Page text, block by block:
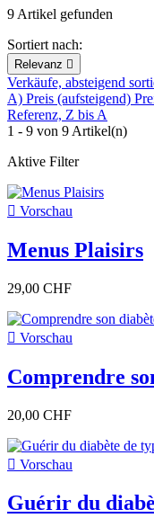
9 Artikel gefunden
Sortiert nach:
Relevanz 
Verkäufe, absteigend
A) Preis (aufsteigend)
Referenz, Z bis A
1 - 9 von 9 Artikel(n)
Aktive Filter
 Vorschau
Menus Plaisirs
29,00 CHF
 Vorschau
Comprendre
20,00 CHF
 Vorschau
Guérir du